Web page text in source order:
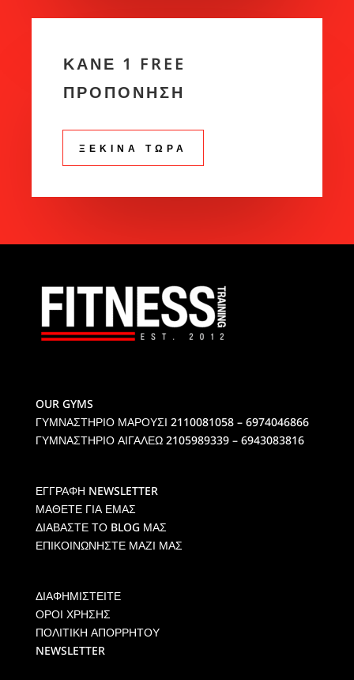
ΚΑΝΕ 1 FREE
ΠΡΟΠΟΝΗΣΗ
ΞΕΚΙΝΑ ΤΩΡΑ
OUR GYMS
ΓΥΜΝΑΣΤΗΡΙΟ ΜΑΡΟΥΣΙ 2110081058 – 6974046866
ΓΥΜΝΑΣΤΗΡΙΟ ΑΙΓΑΛΕΩ2105989339 – 6943083816
ΕΓΓΡΑΦΗ NEWSLETTER
ΜΑΘΕΤΕ ΓΙΑ ΕΜΑΣ
ΔΙΑΒΑΣΤΕ ΤΟ BLOG ΜΑΣ
ΕΠΙΚΟΙΝΩΝΗΣΤΕ ΜΑΖΙ ΜΑΣ
ΔΙΑΦΗΜΙΣΤΕΙΤΕ
ΟΡΟΙ ΧΡΗΣΗΣ
ΠΟΛΙΤΙΚΗ ΑΠΟΡΡΗΤΟΥ
NEWSLETTER